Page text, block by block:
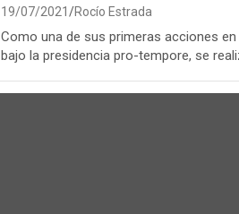
19/07/2021 Rocío Estrada
Como una de sus primeras acciones
bajo la presidencia pro-tempore, se